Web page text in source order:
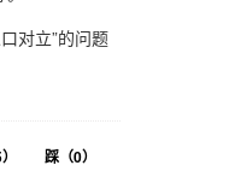
对立”的问题
） 踩（0）